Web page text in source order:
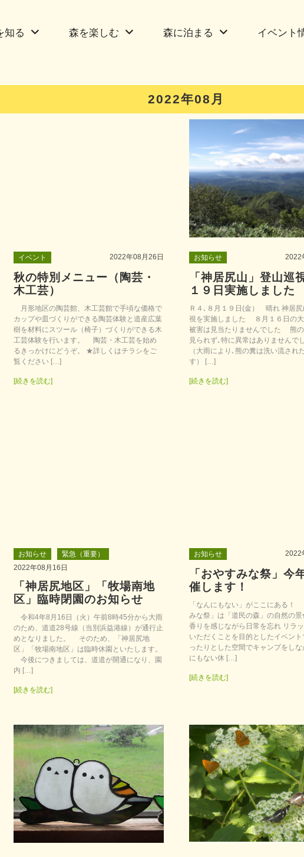
知る 森を楽しむ 森に泊まる イベント
2022年08月
イベント 2022年08月26日
秋の特別メニュー（陶芸・
木工芸）
月形地区の陶芸館、木工芸館で手頃な価格で
カップや皿づくりができる陶芸体験と道産広葉
樹を材料にスツール（椅子）づくりができる木
工芸体験を行います。 陶芸・木工芸を始め
るきっかけにどうぞ。 ★詳しくはチラシをご
覧ください […]
[続きを読む]
お知らせ 2022
「神居尻山」登山巡
１９日実施しました
Ｒ４､８月１９日(金） 晴れ 神居尻
視を実施しました ８月１６日の大
被害は見当たりませんでした 熊の
見られず､特に異常はありません
（大雨により､熊の糞は洗い流され
す） […]
[続きを読む]
お知らせ
緊急（重要）
2022年08月16日
「神居尻地区」「牧場南地
区」臨時閉園のお知らせ
令和4年8月16日（火）午前8時45分から大雨
のため、道道28号線（当別浜益港線）が通行止
めとなりました。 そのため、「神居尻地
区」「牧場南地区」は臨時休園といたします。
今後につきましては、道道が開通になり、園
内 […]
[続きを読む]
お知らせ 2022
「おやすみな祭」今
催します！
「なんにもない」がここにある！
みな祭」は「道民の森」の自然の景
香りを感じながら日常を忘れ リラ
いただくことを目的としたイベント
ったりとした空間でキャンプをしな
にもない休 […]
[続きを読む]